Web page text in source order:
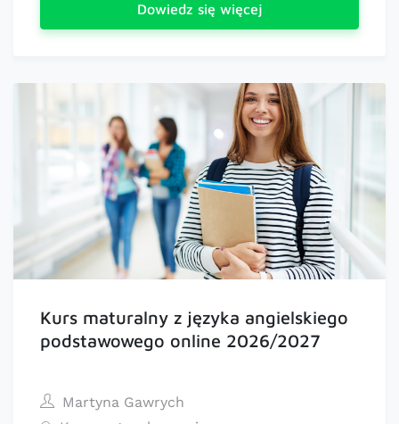
Dowiedz się więcej
Kurs maturalny z języka angielskiego
podstawowego online 2026/2027
Martyna Gawrych